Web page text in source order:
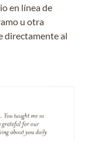
en línea de
u otra
directamente al